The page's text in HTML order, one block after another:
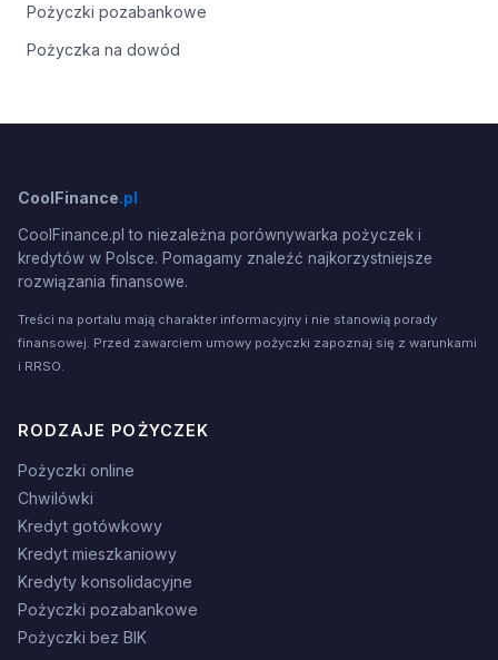
Pożyczki pozabankowe
Pożyczka na dowód
CoolFinance.pl
CoolFinance.pl to niezależna porównywarka pożyczek i
kredytów w Polsce. Pomagamy znaleźć najkorzystniejsze
rozwiązania finansowe.
Treści na portalu mają charakter informacyjny i nie stanowią porady
finansowej. Przed zawarciem umowy pożyczki zapoznaj się z warunkami
i RRSO.
RODZAJE POŻYCZEK
Pożyczki online
Chwilówki
Kredyt gotówkowy
Kredyt mieszkaniowy
Kredyty konsolidacyjne
Pożyczki pozabankowe
Pożyczki bez BIK